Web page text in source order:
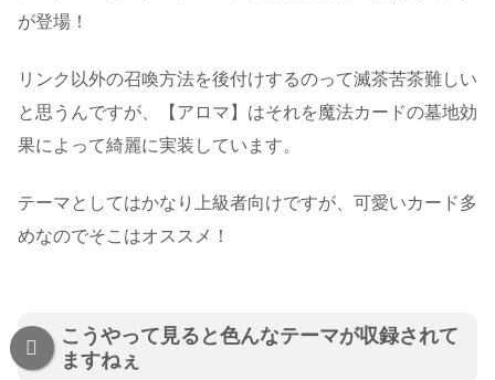
が登場！
リンク以外の召喚方法を後付けするのって滅茶苦茶難しい
と思うんですが、【アロマ】はそれを魔法カードの墓地効
果によって綺麗に実装しています。
テーマとしてはかなり上級者向けですが、可愛いカード多
めなのでそこはオススメ！
こうやって見ると色んなテーマが収録されて
ますねぇ